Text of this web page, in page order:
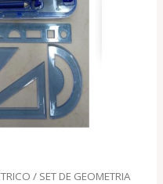
/ SET DE GEOMETRIA